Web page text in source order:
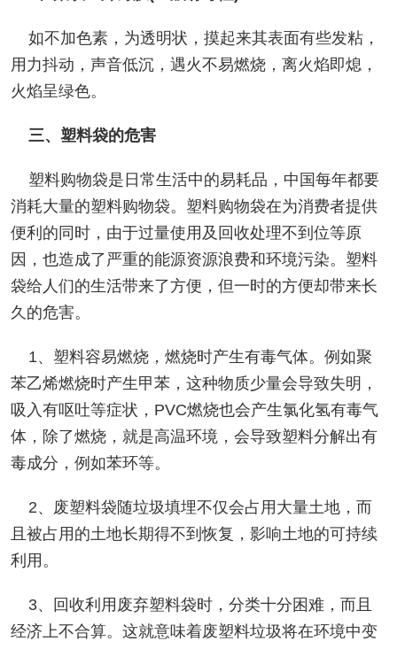
如不加色素，为透明状，摸起来其表面有些发粘，
用力抖动，声音低沉，遇火不易燃烧，离火焰即熄，
火焰呈绿色。
三、塑料袋的危害
塑料购物袋是日常生活中的易耗品，中国每年都要
消耗大量的塑料购物袋。塑料购物袋在为消费者提供
便利的同时，由于过量使用及回收处理不到位等原
因，也造成了严重的能源资源浪费和环境污染。塑料
袋给人们的生活带来了方便，但一时的方便却带来长
久的危害。
1、塑料容易燃烧，燃烧时产生有毒气体。例如聚
苯乙烯燃烧时产生甲苯，这种物质少量会导致失明，
吸入有呕吐等症状，PVC燃烧也会产生氯化氢有毒气
体，除了燃烧，就是高温环境，会导致塑料分解出有
毒成分，例如苯环等。
2、废塑料袋随垃圾填埋不仅会占用大量土地，而
且被占用的土地长期得不到恢复，影响土地的可持续
利用。
3、回收利用废弃塑料袋时，分类十分困难，而且
经济上不合算。这就意味着废塑料垃圾将在环境中变